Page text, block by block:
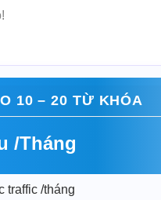
10 – 20 TỪ KHÓA
/Tháng
traffic /tháng